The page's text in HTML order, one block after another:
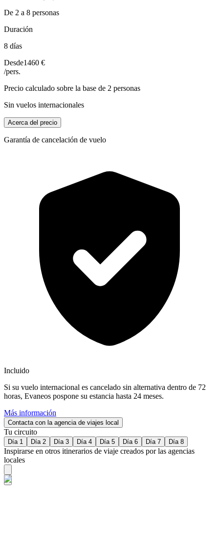
De 2 a 8 personas
Duración
8 días
Desde1460 €
/pers.
Precio calculado sobre la base de 2 personas
Sin vuelos internacionales
Acerca del precio
Garantía de cancelación de vuelo
Incluido
Si su vuelo internacional es cancelado sin alternativa dentro de 72
horas, Evaneos pospone su estancia hasta 24 meses.
Más información
Contacta con la agencia de viajes local
Tu circuito
Día 1 Día 2 Día 3 Día 4 Día 5 Día 6 Día 7 Día 8
Inspirarse en otros itinerarios de viaje creados por las agencias
locales